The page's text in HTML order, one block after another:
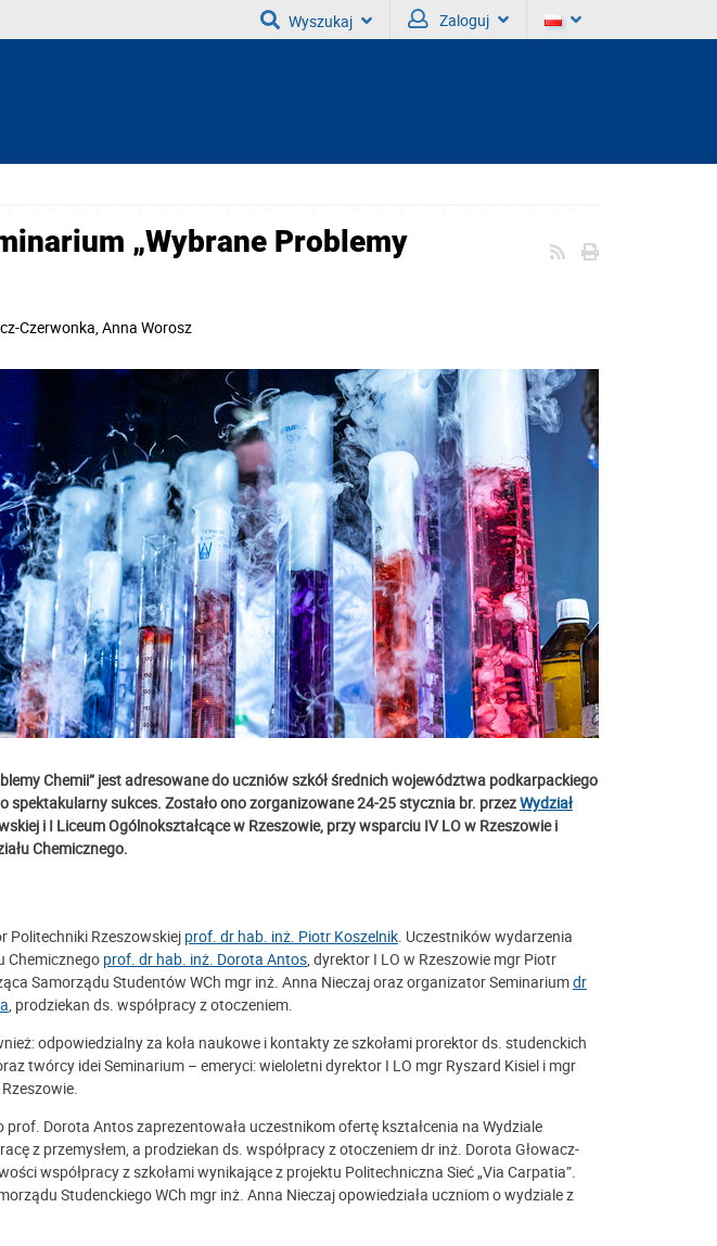
Wyszukaj Zaloguj
„Wybrane Problemy
Czerwonka, Anna Worosz
Chemii” jest adresowane do uczniów szkół średnich województwa podkarpackiego
spektakularny sukces. Zostało ono zorganizowane 24-25 stycznia br. przezWydział
i I Liceum Ogólnokształcące w Rzeszowie, przy wsparciu IV LO w Rzeszowie i
Chemicznego.
Politechniki Rzeszowskiej prof. dr hab. inż. Piotr Koszelnik. Uczestników wydarzenia
Chemicznego prof. dr hab. inż. Dorota Antos, dyrektor I LO w Rzeszowie mgr Piotr
Samorządu Studentów WCh mgr inż. Anna Nieczaj oraz organizator Seminariumdr
, prodziekan ds. współpracy z otoczeniem.
odpowiedzialny za koła naukowe i kontakty ze szkołami prorektor ds. studenckich
twórcy idei Seminarium – emeryci: wieloletni dyrektor I LO mgr Ryszard Kisiel i mgr
prof. Dorota Antos zaprezentowała uczestnikom ofertę kształcenia na Wydziale
z przemysłem, a prodziekan ds. współpracy z otoczeniem dr inż. Dorota Głowacz-
współpracy z szkołami wynikające z projektu Politechniczna Sieć „Via Carpatia”.
Studenckiego WCh mgr inż. Anna Nieczaj opowiedziała uczniom o wydziale z